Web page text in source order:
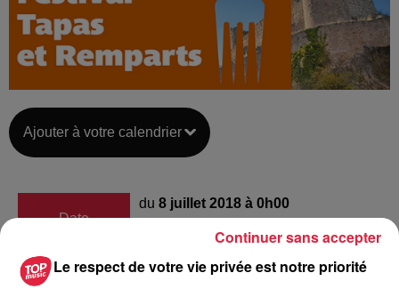
Ajouter à votre calendrier
Date
du 8 juillet 2018 à 0h00
8 juillet 2018 à 0h00
Le respect de votre vie privée est notre priorité
Continuer sans accepter